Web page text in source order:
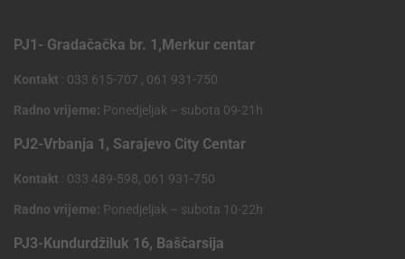
PJ1- Gradačačka br. 1,Merkur centar
Kontakt : 033 615-707 , 061 931-750
Radno vrijeme: Ponedjeljak – subota 09-21h
PJ2-Vrbanja 1, Sarajevo City Centar
Kontakt : 033 489-598, 061 931-750
Radno vrijeme: Ponedjeljak – subota 10-22h
PJ3-Kundurdžiluk 16, Baščarsija